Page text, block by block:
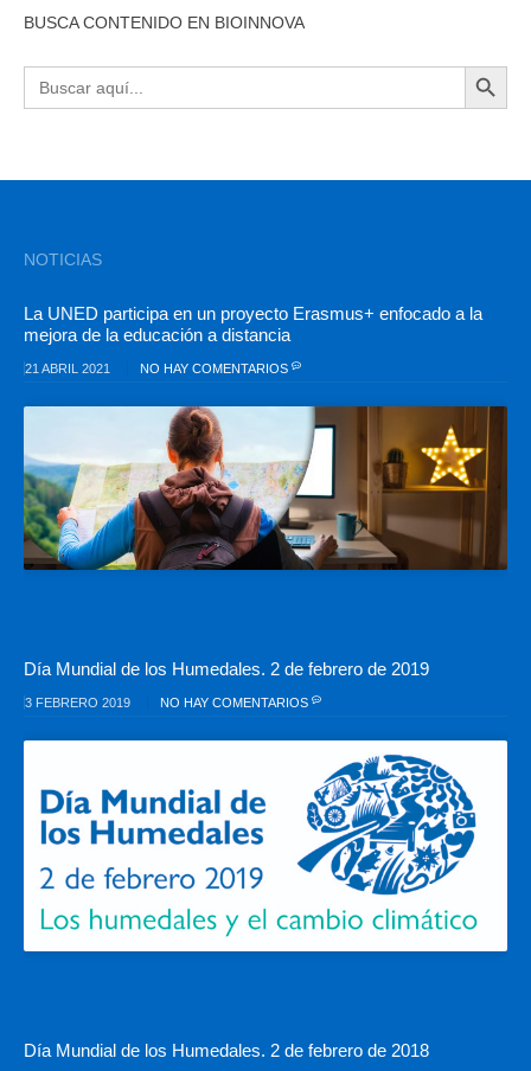
BUSCA CONTENIDO EN BIOINNOVA
Buscar: BOTÓN DE
NOTICIAS
La UNED participa en un proyecto Erasmus+ enfocado a la
mejora de la educación a distancia
21 ABRIL 2021 NO HAY COMENTARIOS
Día Mundial de los Humedales. 2 de febrero de 2019
3 FEBRERO 2019 NO HAY COMENTARIOS
Día Mundial de los Humedales. 2 de febrero de 2018